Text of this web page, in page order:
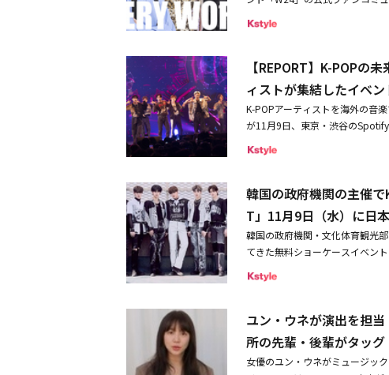
るじゃないですか。だからいろ
好みが多様なんです。だからあ
感じてもらえたんじゃないかと
だいた部分が大きかったという
んな方からいろんなアドバイス
れたし、僕たち以上に僕たちの
います。そういう助けがたくさ
行うバンドとしても知られてい
方としては、それぞれが曲を作
ういう感じというのをある程度
見を出し合ってちょっとずつ変
ます。キム・ユンス：だからい
僕たちがMnet「Great Seoul
でほぼアドリブみたいな形で曲
じめ作って貯めておくタイプで
「Over the Rainbow」という曲
をお読み下さい。※当選時にご
案内のみに使用し、キャンペー
はいずれのご応募も無効となり
お客さまのご住所が不明・又は
オークションなどで第三者に転
DMに記載されているURLをSNS
すのでお控えください。
ごく人がいいのでそれで怒った
生活しているので、たまに結婚
Iは、もともとINFJだったのが、
しているジョンギルです。MBTI
す（笑）。親しみやすくて、ざ
です。おおざっぱなので細かい
ンスがいてくれて本当によかっ
ドのシナジーになっていると思
てくださる方が多いようです。
時の一体感は、やっぱりバンド
した」――5月20日、21日には日
でライブをすること自体がほと
るというのも初めてで、緊張し
がライブをする姿を日本のみな
てありがたかったですね。僕た
外だったのが年配の方が多かっ
若い人がほとんどなのですが、
ズポップバンドArgonautaも登場
o、インスニ、イ・ウンミ、ア
イル（RED-ONEバンド）、
USIC ＆ ART FAIR 2023」は、
ンフォニーオーケストラ（
ジックショーなど、アートフェ
作する「Peace Of Stage」とコ
り、京畿（キョンギ）道抱川（
し暑い都心から抜け出し、漢灘
ると見られる。
ープで、韓国を含むアジア7ヶ国
は、タレント、アーティスト、
く会員制のファンコミュニティ
在、日本語の他に韓国語、英語
1月に韓国コンテンツ振興院と共
「W24」の今後の活動を「
画、本人登場のグループチャッ
ちは！ 僕たちのファンコミュニ
い出を一緒に作りましょう～。
RLD」＜金額・内容＞一般特典
典が当たるスクラッチ3.日本で
VIP特典（月額2,000円）1.ライ
（火）23:59特典内容：上記対
ント！※1on1トークにて送信
【REPORT】K-POPの
ィストが集結したイベン
K-POPアーティストを海外の音
が11月9日、東京・渋谷の
を国際的な成功に導いてきた同
にデビューしたニューフェイス
テージに現れた彼女たちは、ま
ム『REBORN』のリードトラッ
象的だ。続く「Bewitched」を
セールスポイントとなるファン
ば、ラストの「安否（Greetings
に出演したBEAUTYBOXもその
（注：今回のイベントはベトナ
スポップ「ぐつぐつ（Boggle
韓国の政府機関の主催で
T」11月9日（水）に日
韓国の政府機関・文化体育観光
てきた無料ショーケースイベン
点を当てて選抜された4組の素晴
易度のあるコンセプトを高い完
ンオーディションで誕生、メン
が集まったBEAUTYBOX。2011
しめ、卓越したソングライティ
ユン・ウネが演出を担
所の先輩・後輩がタッグ
女優のユン・ウネがミュージッ